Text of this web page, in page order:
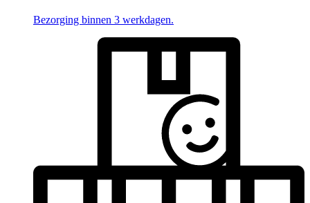
Bezorging binnen 3 werkdagen.